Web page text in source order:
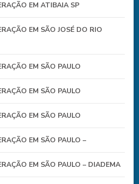
EM ATIBAIA SP
EM SÃO JOSÉ DO RIO
EM SÃO PAULO
EM SÃO PAULO
EM SÃO PAULO
EM SÃO PAULO –
EM SÃO PAULO – DIADEMA